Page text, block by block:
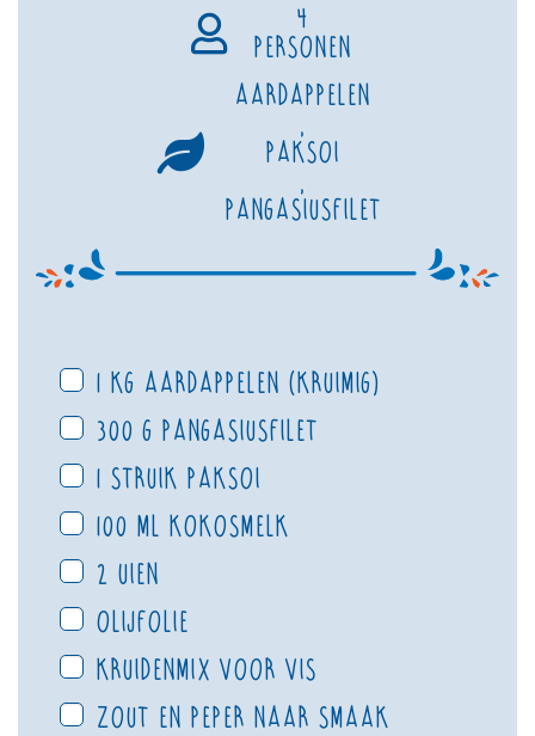
4
personen
Aardappelen
,
Paksoi
,
Pangasiusfilet
1 kg aardappelen (kruimig)
300 g pangasiusfilet
1 struik paksoi
100 ml kokosmelk
2 uien
olijfolie
kruidenmix voor vis
zout en peper naar smaak